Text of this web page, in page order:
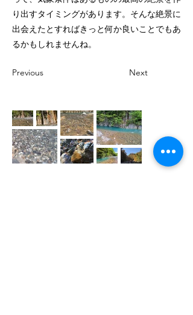
り出すタイミングがあります。そんな絶景に
出会えたとすればきっと何か良いことでもあ
るかもしれませんね。
Previous Next